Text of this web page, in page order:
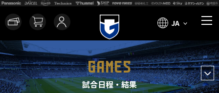
JA
GAMES
試合日程・結果